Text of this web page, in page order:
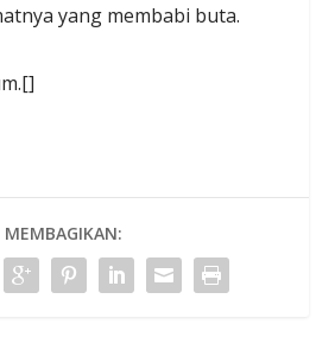
yang membabi buta.
MEMBAGIKAN: